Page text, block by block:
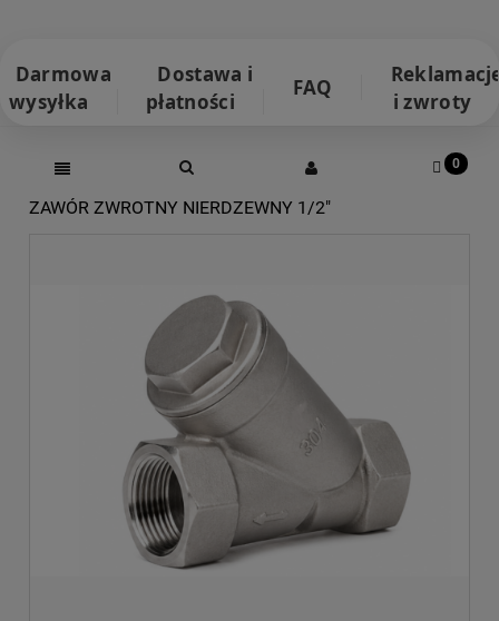
Darmowa
wysyłka
Dostawa i
płatności
FAQ
i zwroty
ZAWÓR ZWROTNY NIERDZEWNY 1/2"